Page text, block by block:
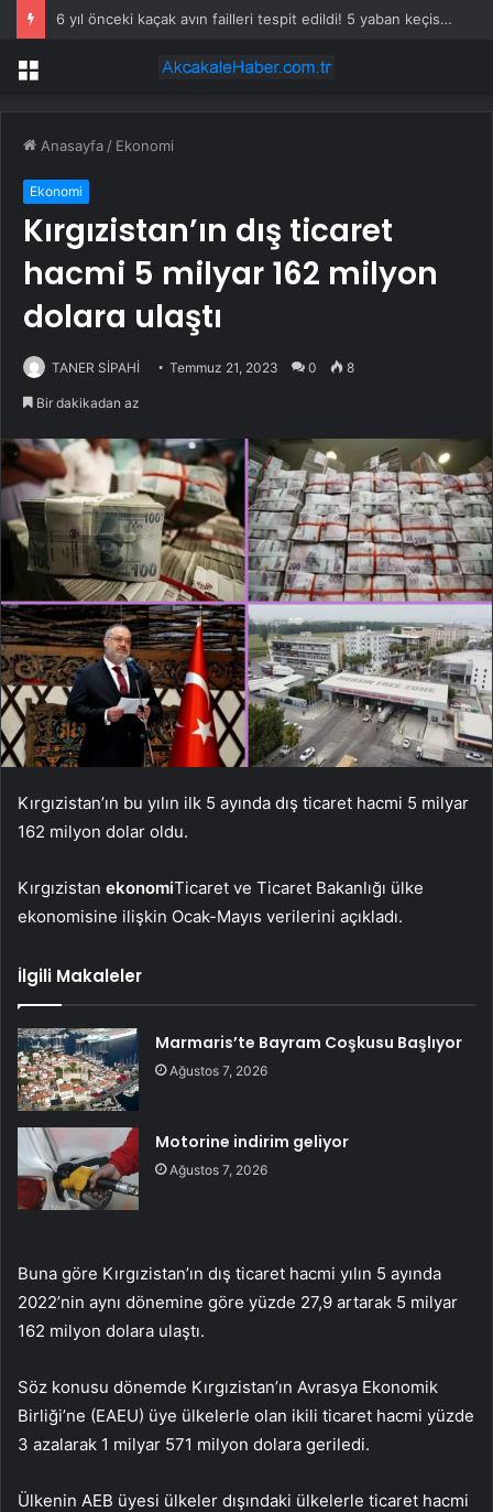
6 yıl önceki kaçak avın failleri tespit edildi! 5 yaban keçisi için ceza uygulandı
Menü
Anasayfa / Ekonomi
Ekonomi
Kırgızistan’ın dış ticaret
hacmi 5 milyar 162 milyon
dolara ulaştı
TANER SİPAHİ Temmuz 21, 2023 0 8
Bir dakikadan az
Kırgızistan’ın bu yılın ilk 5 ayında dış ticaret hacmi 5 milyar
162 milyon dolar oldu.
Kırgızistan ekonomiTicaret ve Ticaret Bakanlığı ülke
ekonomisine ilişkin Ocak-Mayıs verilerini açıkladı.
İlgili Makaleler
Marmaris’te Bayram Coşkusu Başlıyor
Ağustos 7, 2026
Motorine indirim geliyor
Ağustos 7, 2026
Buna göre Kırgızistan’ın dış ticaret hacmi yılın 5 ayında
2022’nin aynı dönemine göre yüzde 27,9 artarak 5 milyar
162 milyon dolara ulaştı.
Söz konusu dönemde Kırgızistan’ın Avrasya Ekonomik
Birliği’ne (EAEU) üye ülkelerle olan ikili ticaret hacmi yüzde
3 azalarak 1 milyar 571 milyon dolara geriledi.
Ülkenin AEB üyesi ülkeler dışındaki ülkelerle ticaret hacmi